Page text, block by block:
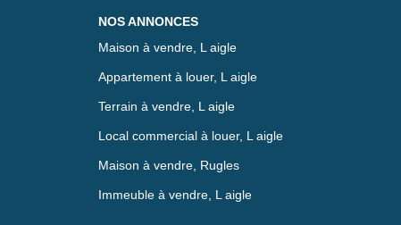
NOS ANNONCES
Maison à vendre, L aigle
Appartement à louer, L aigle
Terrain à vendre, L aigle
Local commercial à louer, L aigle
Maison à vendre, Rugles
Immeuble à vendre, L aigle